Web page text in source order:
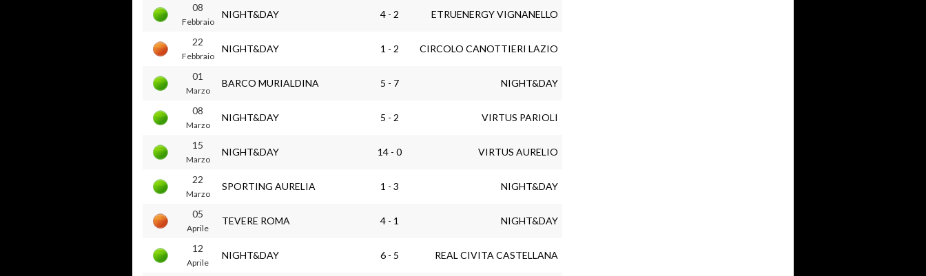
08
Febbraio
NIGHT&DAY 4 - 2 ETRUENERGY VIGNANELLO
22
Febbraio
NIGHT&DAY 1 - 2 CIRCOLO CANOTTIERI LAZIO
01
Marzo
BARCO MURIALDINA 5 - 7 NIGHT&DAY
08
Marzo
NIGHT&DAY 5 - 2 VIRTUS PARIOLI
15
Marzo
NIGHT&DAY 14 - 0 VIRTUS AURELIO
22
Marzo
SPORTING AURELIA 1 - 3 NIGHT&DAY
05
Aprile
TEVERE ROMA 4 - 1 NIGHT&DAY
12
Aprile
NIGHT&DAY 6 - 5 REAL CIVITA CASTELLANA